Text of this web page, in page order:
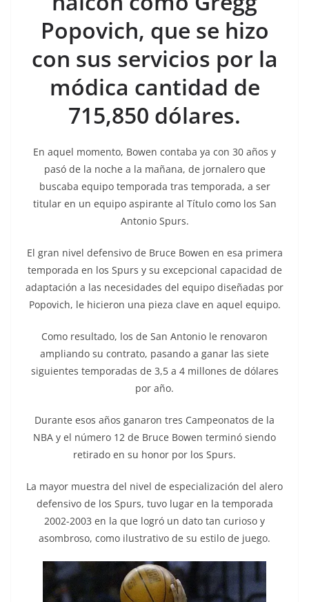
Popovich, que se hizo
con sus servicios por la
módica cantidad de
715,850 dólares.
En aquel momento, Bowen contaba ya con 30 años y
pasó de la noche a la mañana, de jornalero que
buscaba equipo temporada tras temporada, a ser
titular en un equipo aspirante al Título como los San
Antonio Spurs.
El gran nivel defensivo de Bruce Bowen en esa primera
temporada en los Spurs y su excepcional capacidad de
adaptación a las necesidades del equipo diseñadas por
Popovich, le hicieron una pieza clave en aquel equipo.
Como resultado, los de San Antonio le renovaron
ampliando su contrato, pasando a ganar las siete
siguientes temporadas de 3,5 a 4 millones de dólares
por año.
Durante esos años ganaron tres Campeonatos de la
NBA y el número 12 de Bruce Bowen terminó siendo
retirado en su honor por los Spurs.
La mayor muestra del nivel de especialización del alero
defensivo de los Spurs, tuvo lugar en la temporada
2002-2003 en la que logró un dato tan curioso y
asombroso, como ilustrativo de su estilo de juego.